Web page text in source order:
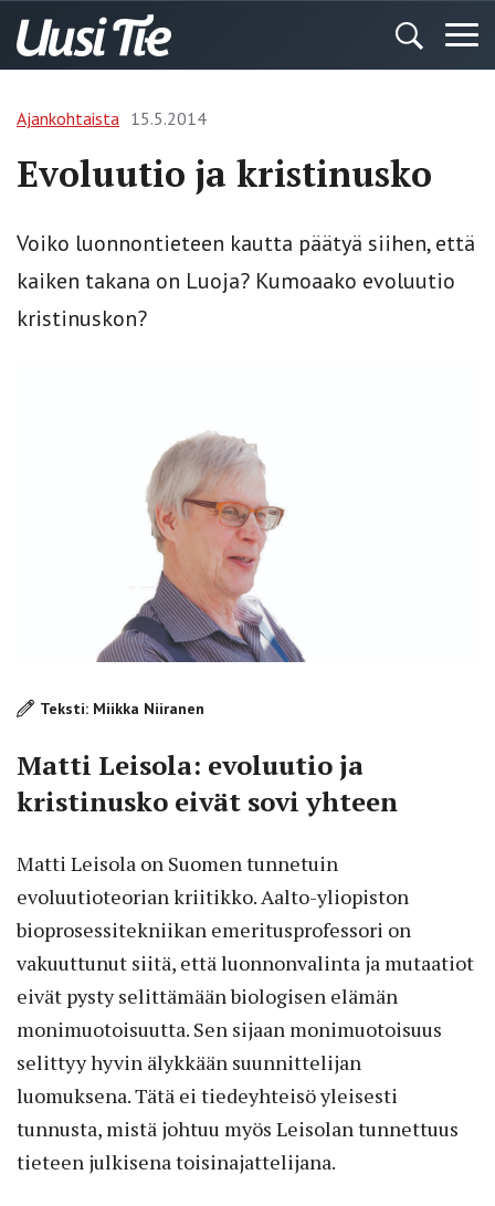
Ajankohtaista 15.5.2014
Evoluutio ja kristinusko
Voiko luonnontieteen kautta päätyä siihen, että
kaiken takana on Luoja? Kumoaako evoluutio
kristinuskon?
Teksti: Miikka Niiranen
Matti Leisola: evoluutio ja
kristinusko eivät sovi yhteen
Matti Leisola on Suomen tunnetuin
evoluutioteorian kriitikko. Aalto-yliopiston
bioprosessitekniikan emeritusprofessori on
vakuuttunut siitä, että luonnonvalinta ja mutaatiot
eivät pysty selittämään biologisen elämän
monimuotoisuutta. Sen sijaan monimuotoisuus
selittyy hyvin älykkään suunnittelijan
luomuksena. Tätä ei tiedeyhteisö yleisesti
tunnusta, mistä johtuu myös Leisolan tunnettuus
tieteen julkisena toisinajattelijana.